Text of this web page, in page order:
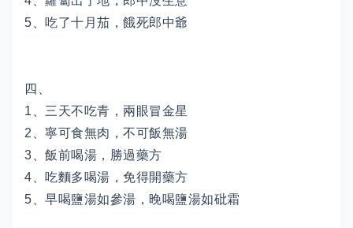
5、吃了十月茄，餓死郎中爺
四、
1、三天不吃青，兩眼冒金星
2、寧可食無肉，不可飯無湯
3、飯前喝湯，勝過藥方
4、吃麵多喝湯，免得開藥方
5、早喝鹽湯如參湯，晚喝鹽湯如砒霜